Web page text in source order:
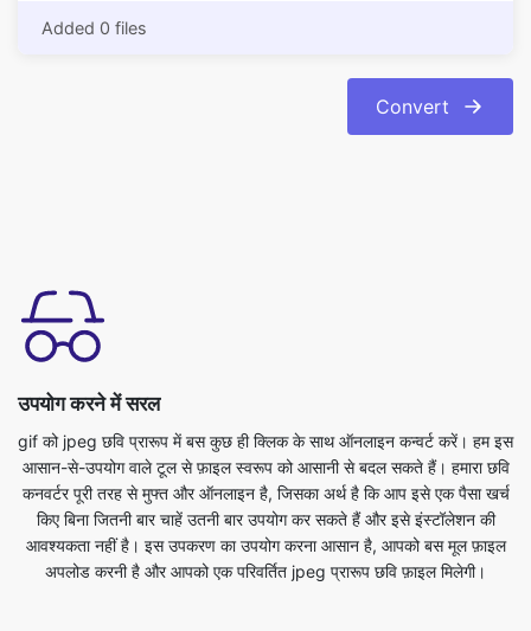
उपयोग करने में सरल
gif को jpeg छवि प्रारूप में बस कुछ ही क्लिक के साथ ऑनलाइन कन्वर्ट करें। हम इस
आसान-से-उपयोग वाले टूल से फ़ाइल स्वरूप को आसानी से बदल सकते हैं। हमारा छवि
कनवर्टर पूरी तरह से मुफ्त और ऑनलाइन है, जिसका अर्थ है कि आप इसे एक पैसा खर्च
किए बिना जितनी बार चाहें उतनी बार उपयोग कर सकते हैं और इसे इंस्टॉलेशन की
आवश्यकता नहीं है। इस उपकरण का उपयोग करना आसान है, आपको बस मूल फ़ाइल
अपलोड करनी है और आपको एक परिवर्तित jpeg प्रारूप छवि फ़ाइल मिलेगी।